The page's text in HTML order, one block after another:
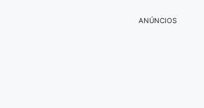
ANÚNCIOS